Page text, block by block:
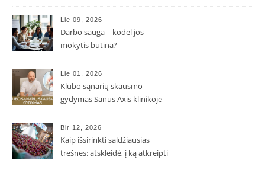
Lie 09, 2026
Darbo sauga – kodėl jos
mokytis būtina?
Lie 01, 2026
Klubo sąnarių skausmo
gydymas Sanus Axis klinikoje
Bir 12, 2026
Kaip išsirinkti saldžiausias
trešnes: atskleidė, į ką atkreipti